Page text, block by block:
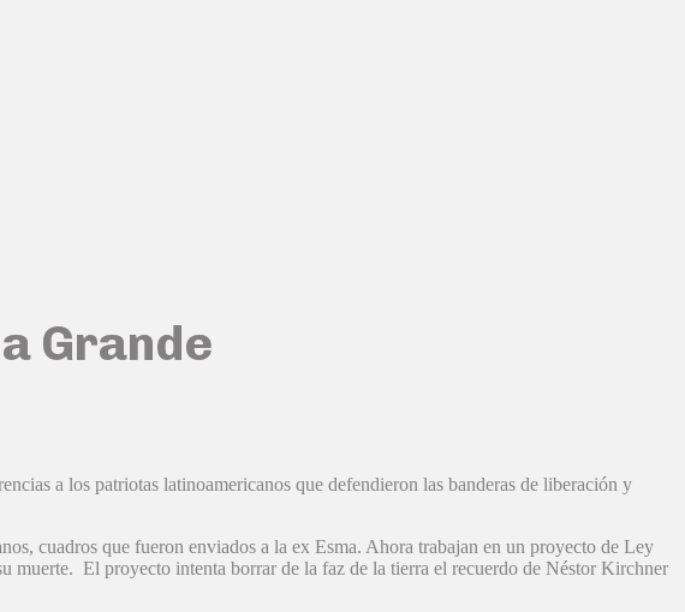
Grande
a los patriotas latinoamericanos que defendieron las banderas de liberación y
cuadros que fueron enviados a la ex Esma. Ahora trabajan en un proyecto de Ley
muerte. El proyecto intenta borrar de la faz de la tierra el recuerdo de Néstor Kirchner